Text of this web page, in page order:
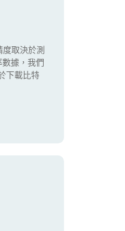
取決於測
據，我們
下載比特